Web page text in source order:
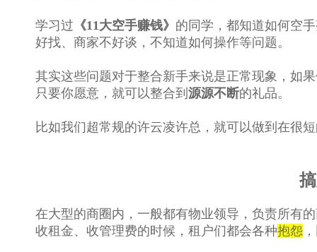
学习过 《11大空手赚钱》 的同学，都知道如何空
好找、商家不好谈，不知道如何操作等问题。
其实这些问题对于整合新手来说是正常现象，如
只要你愿意，就可以整合到 源源不断的礼品。
比如我们超常规的许云凌许总，就可以做到在很
在大型的商圈内，一般都有物业领导，负责所有
收租金、收管理费的时候，租户们都会各种抱怨